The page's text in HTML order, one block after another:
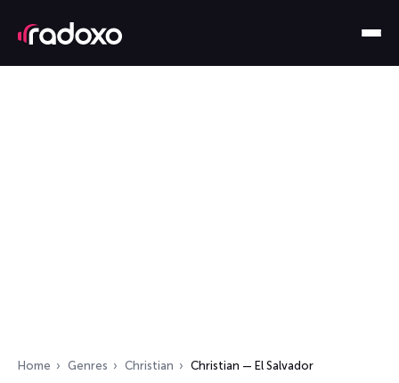
Home Genres Christian Christian — El Salvador